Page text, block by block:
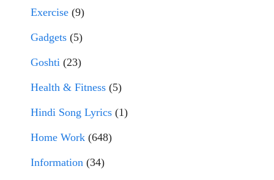
Exercise (9)
Gadgets (5)
Goshti (23)
Health & Fitness (5)
Hindi Song Lyrics (1)
Home Work (648)
Information (34)